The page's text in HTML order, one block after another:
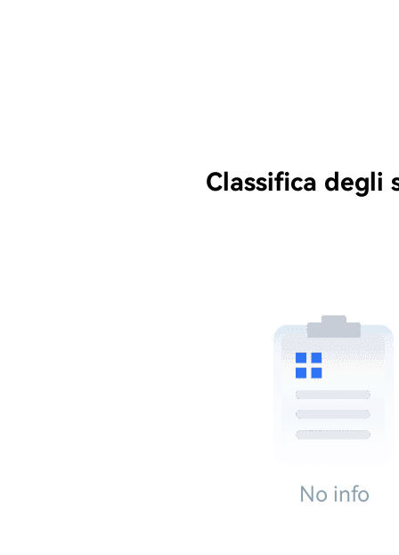
Classifica degli
No info